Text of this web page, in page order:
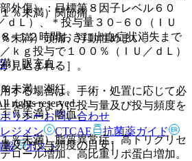
％未満）関節痛。
未満）頭痛、浮動性めまい。
）眼充血。
未満）潮紅。
％未満）喀血。
％未満）脂質異常症、高トリグリセ
ロール増加、高比重リポ蛋白増加。
外傷）：目標第８因子レベル６０
ｄＬ）、＊投与量３０−６０（ＩＵ
−１２時間おきに出血症状消失まで
ｋｇ投与で１００％（ＩＵ／ｄＬ）
見込まれる］。
する場合は、手術・処置に応じて必
を保つように投与量及び投与頻度を
及び投与頻度の目安］
rights reserved.
リシーお問い合わせ
レジメン CTCAE
抗菌薬ガイド
報 ポスト